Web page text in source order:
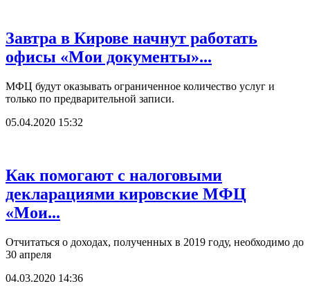
Завтра в Кирове начнут работать
офисы «Мои документы»...
МФЦ будут оказывать ограниченное количество услуг и
только по предварительной записи.
05.04.2020 15:32
Как помогают с налоговыми
декларациями кировские МФЦ
«Мои...
Отчитаться о доходах, полученных в 2019 году, необходимо до
30 апреля
04.03.2020 14:36